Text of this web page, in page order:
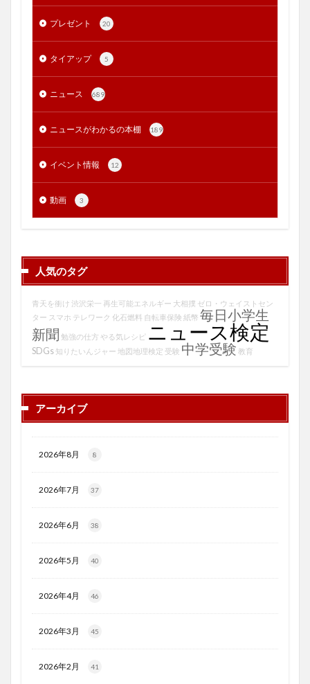
プレゼント 20
タイアップ 5
ニュース 689
ニュースがわかるの本棚 189
イベント情報 12
動画 3
人気のタグ
青天を衝け 渋沢栄一 再生可能エネルギー 大相撲 ゼロ・ウェイストセン
ター スマホ テレワーク 化石燃料 自転車保険 紙幣 毎日小学生
新聞 勉強の仕方 やる気レシピ ニュース検定
SDGs 知りたいんジャー 地図地理検定 受験 中学受験 教育
アーカイブ
2026年8月 8
2026年7月 37
2026年6月 38
2026年5月 40
2026年4月 46
2026年3月 45
2026年2月 41